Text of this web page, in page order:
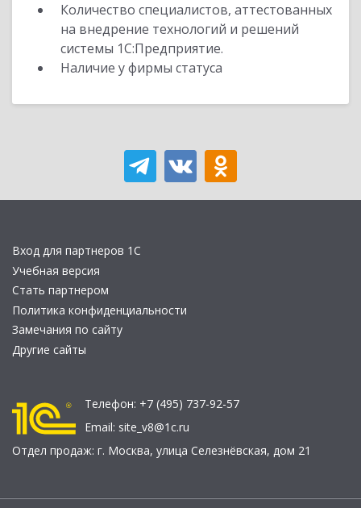
Количество специалистов, аттестованных
на внедрение технологий и решений
системы 1С:Предприятие.
Наличие у фирмы статуса
Вход для партнеров 1С
Учебная версия
Стать партнером
Политика конфиденциальности
Замечания по сайту
Другие сайты
Телефон: +7 (495) 737-92-57
Email: site_v8@1c.ru
Отдел продаж: г. Москва, улица Селезнёвская, дом 21